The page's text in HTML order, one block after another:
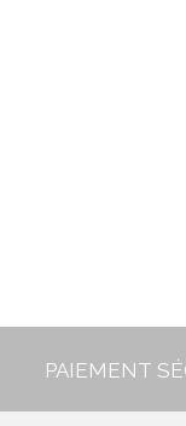
PAIEMENT